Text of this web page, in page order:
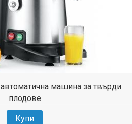
машина за твърди
плодове
Купи